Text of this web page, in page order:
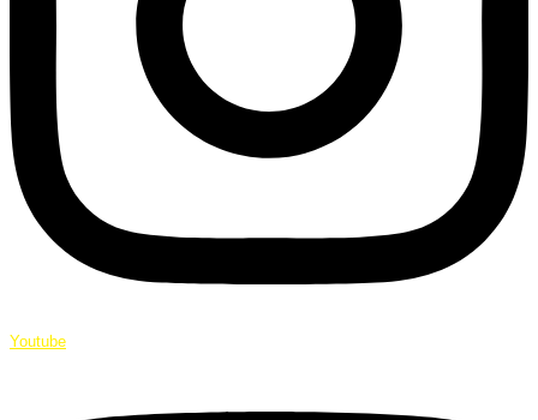
Youtube